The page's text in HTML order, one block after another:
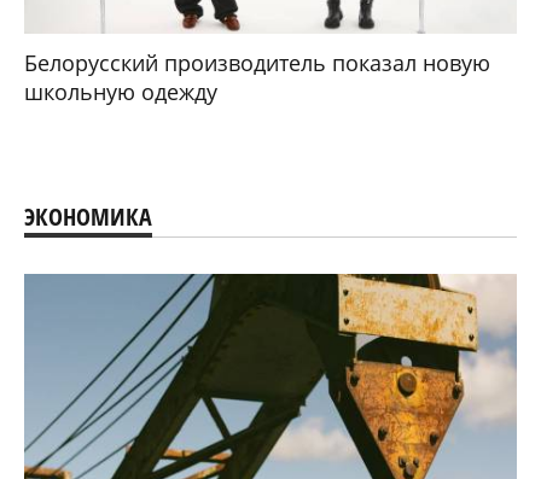
Белорусский производитель показал новую
школьную одежду
ЭКОНОМИКА